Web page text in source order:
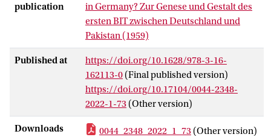
publication
in Germany? Zur Genese und Gestalt des
ersten BIT zwischen Deutschland und
Pakistan (1959)
Published at
https://doi.org/10.1628/978-3-16-
162113-0 (Final published version)
https://doi.org/10.17104/0044-2348-
2022-1-73 (Other version)
Downloads 0044_2348_2022_1_73 (Other version)